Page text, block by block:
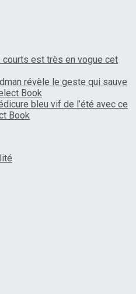
courts est très en vogue cet
révèle le geste qui sauve
Book
bleu vif de l’été avec ce
Book